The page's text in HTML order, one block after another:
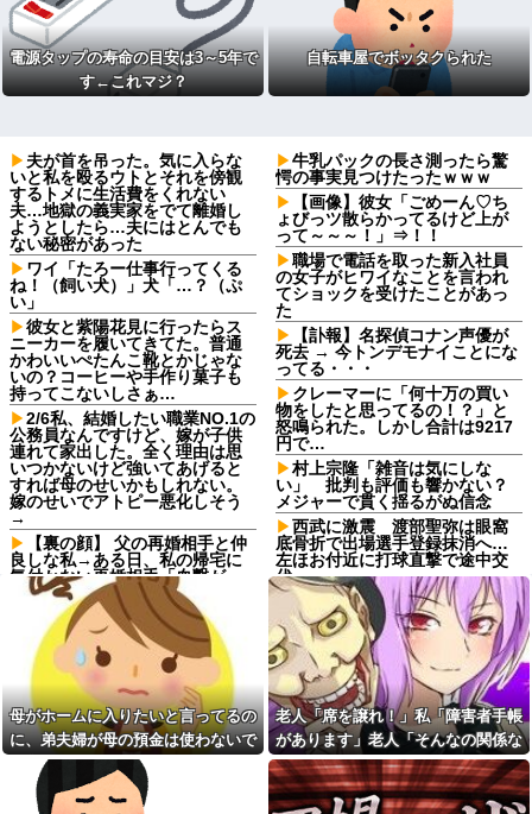
電源タップの寿命の目安は3～5年で
す←これマジ？
自転車屋でボッタクられた
夫が首を吊った。気に入らな
いと私を殴るウトとそれを傍観
するトメに生活費をくれない
夫…地獄の義実家をでて離婚し
ようとしたら…夫にはとんでも
ない秘密があった
ワイ「たろー仕事行ってくる
ね！（飼い犬）」犬「…？（ぷ
い」
彼女と紫陽花見に行ったらス
ニーカーを履いてきてた。普通
かわいいぺたんこ靴とかじゃな
いの？コーヒーや手作り菓子も
持ってこないしさぁ…
2/6私、結婚したい職業NO.1の
公務員なんですけど、嫁が子供
連れて家出した。全く理由は思
いつかないけど強いてあげると
すれば母のせいかもしれない。
嫁のせいでアトピー悪化しそう
→
【裏の顔】 父の再婚相手と仲
良しな私→ある日、私の帰宅に
気付かない再婚相手「血繋がっ
てないのに大学費用出さなきゃ
いけないの腹立つわ…姑だった
ら先に亡くなるのに笑」私
「…」
友達は料理を一口二口食べて
は他の料理に行く。「料理の味
にすぐ飽きて同じ物をずっと食
べていると辛い」らしい
義母が「髪の毛ばかり落ちて
いる」と言うのでベリーショー
トにした。その後の掃除で出た
長い毛を見て「あら、私の毛よ
り長いみたい」と言ったら…
牛乳パックの長さ測ったら驚
愕の事実見つけたったｗｗｗ
【画像】彼女「ごめーん♡ち
ょびっツ散らかってるけど上が
って～～～！」⇒！！
職場で電話を取った新入社員
の女子がヒワイなことを言われ
てショックを受けたことがあっ
た
【訃報】名探偵コナン声優が
死去 → 今トンデモナイことにな
ってる・・・
クレーマーに「何十万の買い
物をしたと思ってるの！？」と
怒鳴られた。しかし合計は9217
円で…
村上宗隆「雑音は気にしな
い」 批判も評価も響かない？
メジャーで貫く揺るがぬ信念
西武に激震 渡部聖弥は眼窩
底骨折で出場選手登録抹消へ…
左ほお付近に打球直撃で途中交
代
週1エステ＆週3パーソナルジ
ム通いの美意識過剰な先輩「こ
れって普通だよね？」→私「真
似できません…」の不毛なやり
取りに疲れ果てた・・・
【旦那の反応がコレ】夫の女
友達との闇交際が発覚？！その
恐ろしい内容が…ｗｗｗｗ
嫁から連れ子の息子への愛が
足りないから離婚を考えてると
言われた
【画像】速水もこみちが新オ
母がホームに入りたいと言ってるの
に、弟夫婦が母の預金は使わないで
と言ってきた。我が弟ながら情けな
くて溜息が出る
老人「席を譲れ！」私「障害者手帳
があります」老人「そんなの関係な
い！」→暴言を浴びせられた直後、
周囲が動き出して…